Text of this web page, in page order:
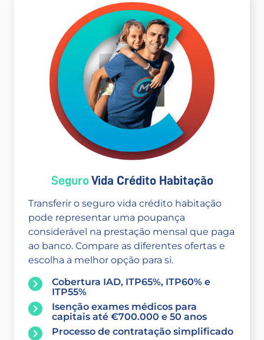
SeguroVida Crédito Habitação
Transferir o seguro vida crédito habitação
pode representar uma poupança
considerável na prestação mensal que paga
ao banco. Compare as diferentes ofertas e
escolha a melhor opção para si.
Cobertura IAD, ITP65%, ITP60% e
ITP55%
Isenção exames médicos para
capitais até €700.000 e 50 anos
Processo de contratação simplificado